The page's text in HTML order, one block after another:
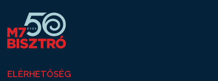
ELÉRHETŐSÉG